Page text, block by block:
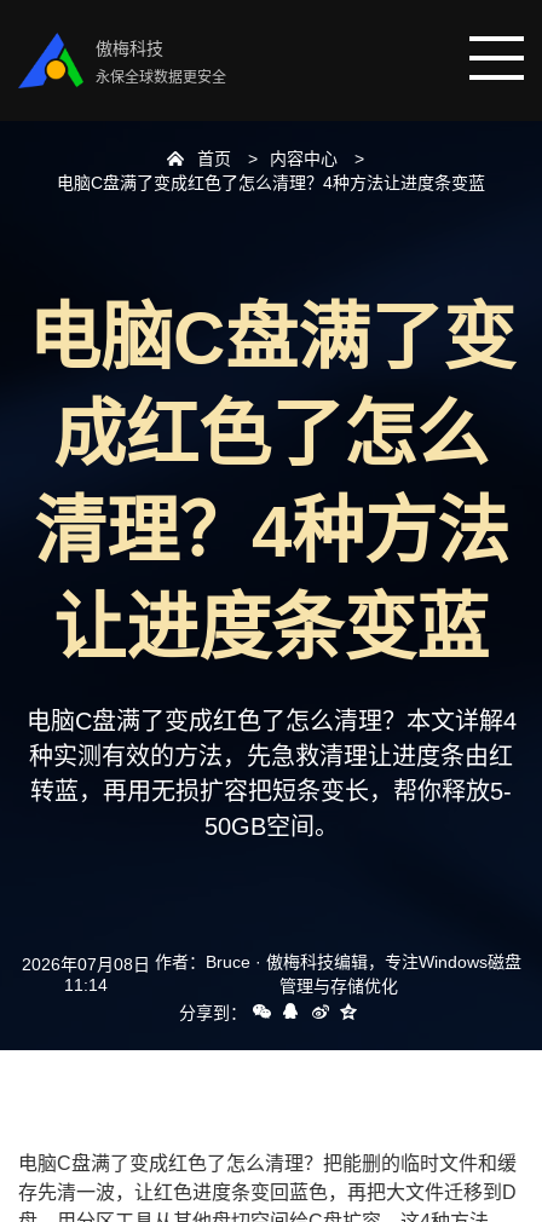
傲梅科技
永保全球数据更安全
数据恢复
数据备份
支持
首页
内容中心
电脑C盘满了变成红色了怎么清理？4种方法让进度条变蓝
电脑C盘满了变
成红色了怎么
清理？4种方法
让进度条变蓝
电脑C盘满了变成红色了怎么清理？本文详解4
种实测有效的方法，先急救清理让进度条由红
转蓝，再用无损扩容把短条变长，帮你释放5-
50GB空间。
2026年07月08日
11:14
作者： Bruce · 傲梅科技编辑，专注Windows磁盘
管理与存储优化
分享到：
电脑C盘满了变成红色了怎么清理？把能删的临时文件和缓
存先清一波，让红色进度条变回蓝色，再把大文件迁移到D